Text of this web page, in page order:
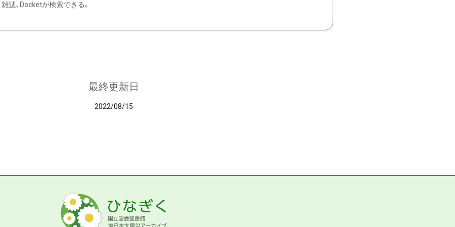
雑誌、Docketが検索できる。
最終更新日
2022/08/15